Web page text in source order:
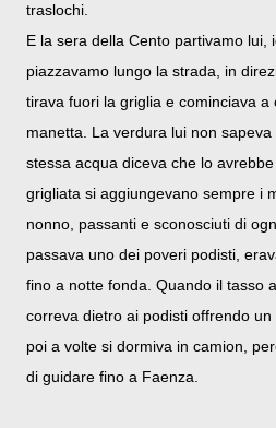
traslochi.
E la sera della Cento partivamo lui,
piazzavamo lungo la strada, in
tirava fuori la griglia e cominciava a
manetta. La verdura lui non
stessa acqua diceva che lo
grigliata si aggiungevano sempre i
nonno, passanti e sconosciuti di
passava uno dei poveri podisti,
fino a notte fonda. Quando il tasso
correva dietro ai podisti offrendo
poi a volte si dormiva in camion,
di guidare fino a Faenza.